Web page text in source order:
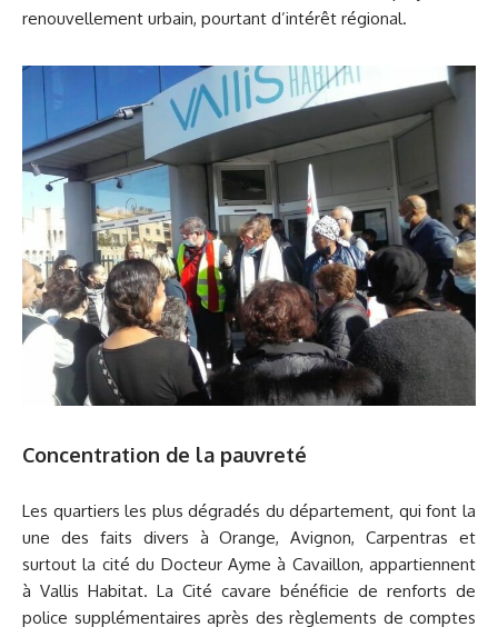
renouvellement urbain, pourtant d’intérêt régional.
Concentration de la pauvreté
Les quartiers les plus dégradés du département, qui font la
une des faits divers à Orange, Avignon, Carpentras et
surtout la cité du Docteur Ayme à Cavaillon, appartiennent
à Vallis Habitat. La Cité cavare bénéficie de renforts de
police supplémentaires après des règlements de comptes